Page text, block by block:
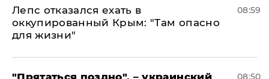
Лепс отказался ехать в
оккупированный Крым: "Там опасно
для жизни"
08:59
"Прятаться поздно", – украинский
08:50